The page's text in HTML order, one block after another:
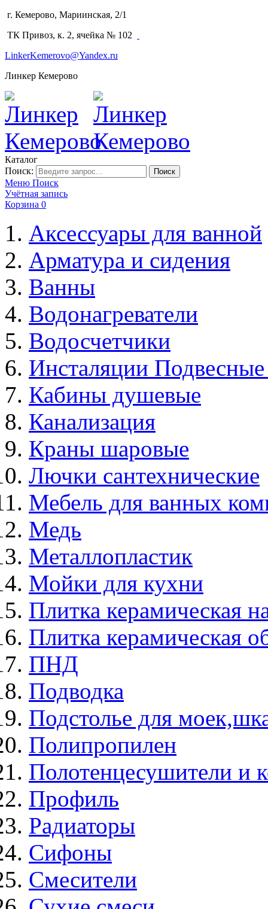
г. Кемерово, Мариинская, 2/1
ТК Привоз, к. 2, ячейка № 102
LinkerKemerovo@Yandex.ru
Линкер Кемерово
Каталог
Поиск:
Поиск
Меню Поиск
Учётная запись
Корзина 0
Аксессуары для ванной
Арматура и сидения
Ванны
Водонагреватели
Водосчетчики
Инсталяции
Кабины душевые
Канализация
Краны шаровые
Лючки сантехнические
Мебель для ванных
Медь
Металлопластик
Мойки для кухни
Плитка керамическая
Плитка керамическая
ПНД
Подводка
Подстолье для
Полипропилен
Полотенцесушители и
Профиль
Радиаторы
Сифоны
Смесители